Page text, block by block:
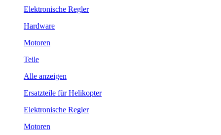
Elektronische Regler
Hardware
Motoren
Teile
Alle anzeigen
Ersatzteile für Helikopter
Elektronische Regler
Motoren